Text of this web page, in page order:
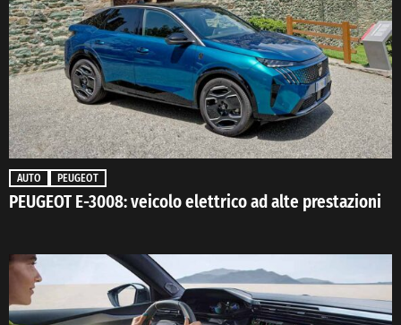
AUTO PEUGEOT
PEUGEOT E-3008: veicolo elettrico ad alte prestazioni